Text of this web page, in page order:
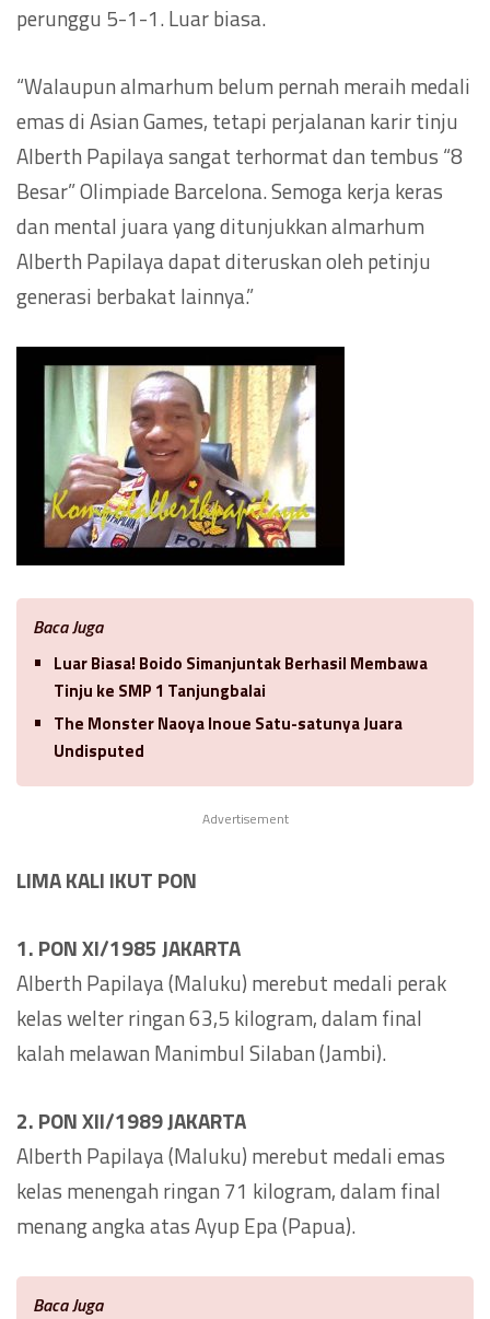
perunggu 5-1-1. Luar biasa.
“Walaupun almarhum belum pernah meraih medali
emas di Asian Games, tetapi perjalanan karir tinju
Alberth Papilaya sangat terhormat dan tembus “8
Besar” Olimpiade Barcelona. Semoga kerja keras
dan mental juara yang ditunjukkan almarhum
Alberth Papilaya dapat diteruskan oleh petinju
generasi berbakat lainnya.”
Baca Juga
Luar Biasa! Boido Simanjuntak Berhasil Membawa
Tinju ke SMP 1 Tanjungbalai
The Monster Naoya Inoue Satu-satunya Juara
Undisputed
Advertisement
LIMA KALI IKUT PON
1. PON XI/1985 JAKARTA
Alberth Papilaya (Maluku) merebut medali perak
kelas welter ringan 63,5 kilogram, dalam final
kalah melawan Manimbul Silaban (Jambi).
2. PON XII/1989 JAKARTA
Alberth Papilaya (Maluku) merebut medali emas
kelas menengah ringan 71 kilogram, dalam final
menang angka atas Ayup Epa (Papua).
Baca Juga